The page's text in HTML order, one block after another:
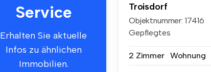
Service
Erhalten Sie aktuelle
Infos zu ähnlichen
Immobilien.
Troisdorf
Objektnummer: 17416
Gepflegtes
2 Zimmer Wohnung